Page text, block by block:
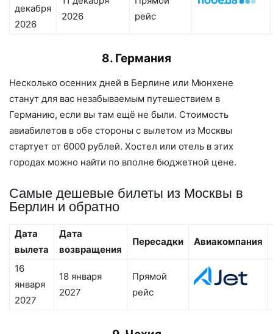
декабря
2026
2026
рейс
8. Германия
Несколько осенних дней в Берлине или Мюнхене
станут для вас незабываемым путешествием в
Германию, если вы там ещё не были. Стоимость
авиабилетов в обе стороны с вылетом из Москвы
стартует от 6000 рублей. Хостел или отель в этих
городах можно найти по вполне бюджетной цене.
Самые дешевые билеты из Москвы в
Берлин и обратно
Дата
вылета
Дата
возвращения
Пересадки Авиакомпания
16
января
2027
18 января
2027
Прямой
рейс